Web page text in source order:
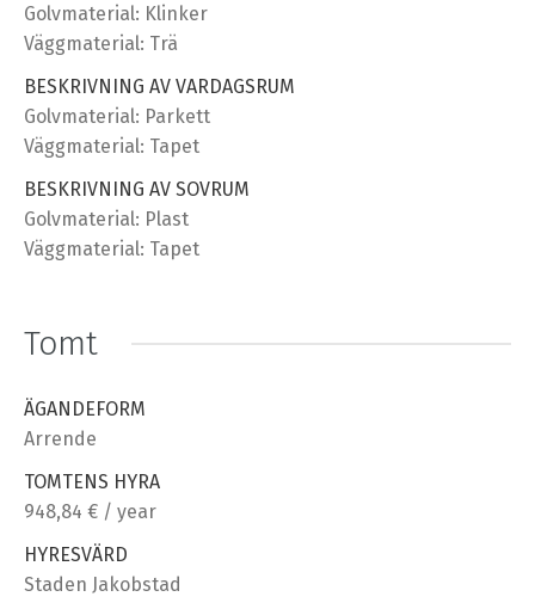
Golvmaterial: Klinker
Väggmaterial: Trä
BESKRIVNING AV VARDAGSRUM
Golvmaterial: Parkett
Väggmaterial: Tapet
BESKRIVNING AV SOVRUM
Golvmaterial: Plast
Väggmaterial: Tapet
Tomt
ÄGANDEFORM
Arrende
TOMTENS HYRA
948,84 € / year
HYRESVÄRD
Staden Jakobstad